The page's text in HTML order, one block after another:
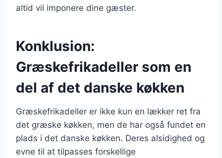
altid vil imponere dine gæster.
Konklusion:
Græskefrikadeller som en
del af det danske køkken
Græskefrikadeller er ikke kun en lækker ret fra
det græske køkken, men de har også fundet en
plads i det danske køkken. Deres alsidighed og
evne til at tilpasses forskellige